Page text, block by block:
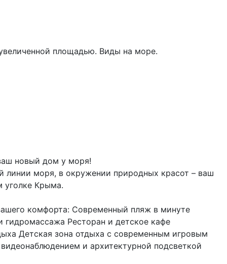
площадью. Виды на море.
новый дом у моря!
линии моря, в окружении природных красот – ваш
уголке Крыма.
комфорта: Современный пляж в минуте
гидромассажа Ресторан и детское кафе
Детская зона отдыха с современным игровым
и архитектурной подсветкой